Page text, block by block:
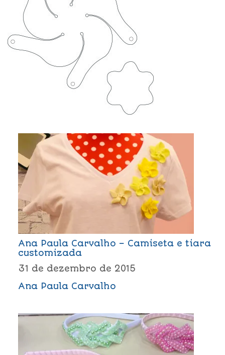
Ana Paula Carvalho – Camiseta e tiara
customizada
31 de dezembro de 2015
Ana Paula Carvalho